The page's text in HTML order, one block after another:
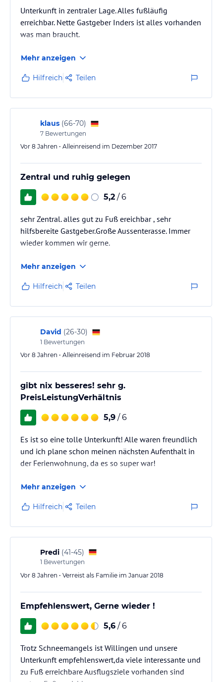
Unterkunft in zentraler Lage. Alles fußläufig
erreichbar. Nette Gastgeber Inders ist alles vorhanden
was man braucht.
Mehr anzeigen
Hilfreich Teilen
klaus (66-70)
7 Bewertungen
Vor 8 Jahren • Alleinreisend im Dezember 2017
Zentral und ruhig gelegen
5,2 / 6
sehr Zentral. alles gut zu Fuß ereichbar , sehr
hilfsbereite Gastgeber.Große Aussenterasse. Immer
wieder kommen wir gerne.
Mehr anzeigen
Hilfreich Teilen
David (26-30)
1 Bewertungen
Vor 8 Jahren • Alleinreisend im Februar 2018
gibt nix besseres! sehr g.
PreisLeistungVerhältnis
5,9 / 6
Es ist so eine tolle Unterkunft! Alle waren freundlich
und ich plane schon meinen nächsten Aufenthalt in
der Ferienwohnung, da es so super war!
Mehr anzeigen
Hilfreich Teilen
Predi (41-45)
1 Bewertungen
Vor 8 Jahren • Verreist als Familie im Januar 2018
Empfehlenswert, Gerne wieder !
5,6 / 6
Trotz Schneemangels ist Willingen und unsere
Unterkunft empfehlenswert,da viele interessante und
zu Fuß erreichbare Ausflugsziele vorhanden sind